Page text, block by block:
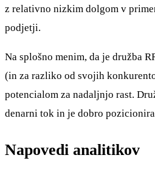
z relativno nizkim dolgom v
podjetji.
Na splošno menim, da je družba
(in za razliko od svojih
potencialom za nadaljnjo rast.
denarni tok in je dobro
Napovedi analitikov